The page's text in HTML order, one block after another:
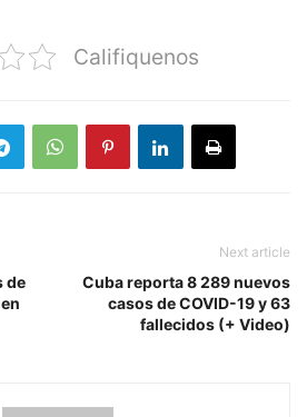
Califiquenos
de
Next article
Cuba reporta 8 289 nuevos
casos de COVID-19 y 63
fallecidos (+ Video)